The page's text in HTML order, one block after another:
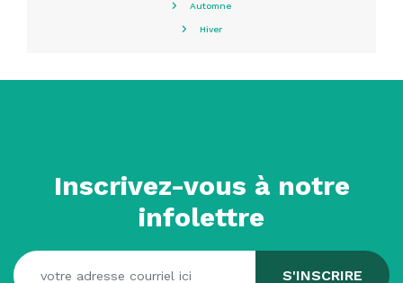
Automne
Hiver
Inscrivez-vous à notre
infolettre